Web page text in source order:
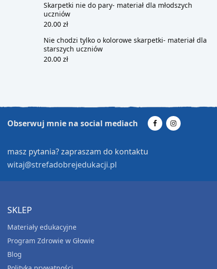
Skarpetki nie do pary- materiał dla młodszych
uczniów
20.00 zł
Nie chodzi tylko o kolorowe skarpetki- materiał dla
starszych uczniów
20.00 zł
Obserwuj mnie na social mediach
masz pytania? zapraszam do kontaktu
witaj@strefadobrejedukacji.pl
SKLEP
Materiały edukacyjne
Program Zdrowie w Głowie
Blog